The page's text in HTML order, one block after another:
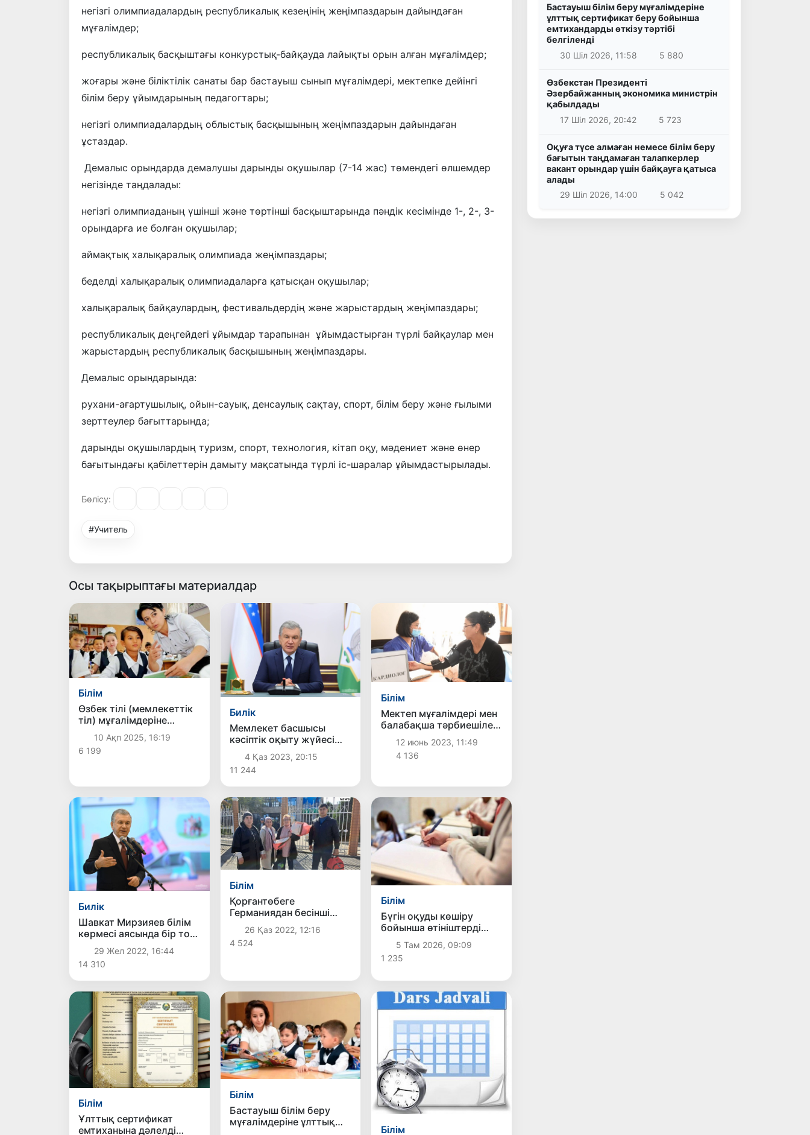
негізгі олимпиадалардың республикалық кезеңінің жеңімпаздарын дайындаған
мұғалімдер;
республикалық басқыштағы конкурстық-байқауда лайықты орын алған мұғалімдер;
жоғары және біліктілік санаты бар бастауыш сынып мұғалімдері, мектепке дейінгі
білім беру ұйымдарының педагогтары;
негізгі олимпиадалардың облыстық басқышының жеңімпаздарын дайындаған
ұстаздар.
Демалыс орындарда демалушы дарынды оқушылар (7-14 жас) төмендегі өлшемдер
негізінде таңдалады:
негізгі олимпиаданың үшінші және төртінші басқыштарында пәндік кесімінде 1-, 2-, 3-
орындарға ие болған оқушылар;
аймақтық халықаралық олимпиада жеңімпаздары;
беделді халықаралық олимпиадаларға қатысқан оқушылар;
халықаралық байқаулардың, фестивальдердің және жарыстардың жеңімпаздары;
республикалық деңгейдегі ұйымдар тарапынан ұйымдастырған түрлі байқаулар мен
жарыстардың республикалық басқышының жеңімпаздары.
Демалыс орындарында:
рухани-ағартушылық, ойын-сауық, денсаулық сақтау, спорт, білім беру және ғылыми
зерттеулер бағыттарында;
дарынды оқушылардың туризм, спорт, технология, кітап оқу, мәдениет және өнер
бағытындағы қабілеттерін дамыту мақсатында түрлі іс-шаралар ұйымдастырылады.
Бөлісу:
#Учитель
Осы тақырыптағы материалдар
Білім
Өзбек тілі (мемлекеттік
тіл) мұғалімдеріне
қуанышты жаңалық
10 Ақп 2025, 16:19
6 199
Билік
Мемлекет басшысы
кәсіптік оқыту жүйесі
бойынша
таныстырылымға
қатысты
4 Қаз 2023, 20:15
11 244
Білім
Мектеп мұғалімдері мен
балабақша тәрбиешілері
тегін медициналық
көмек алады
12 июнь 2023, 11:49
4 136
Билік
Шавкат Мирзияев білім
көрмесі аясында бір топ
мектеп мұғалімдерімен
кездесті
29 Жел 2022, 16:44
14 310
Білім
Қорғантөбеге
Германиядан бесінші
мұғалім келді
26 Қаз 2022, 12:16
4 524
Білім
Бүгін оқуды көшіру
бойынша өтініштерді
қабылдаудың соңғы күні
5 Там 2026, 09:09
1 235
Білім
Ұлттық сертификат
емтиханына дәлелді
Білім
Бастауыш білім беру
мұғалімдеріне ұлттық
Білім
Бастауыш білім беру мұғалімдеріне
ұлттық сертификат беру бойынша
емтихандарды өткізу тәртібі
белгіленді
30 Шіл 2026, 11:58
5 880
Өзбекстан Президенті
Әзербайжанның экономика министрін
қабылдады
17 Шіл 2026, 20:42
5 723
Оқуға түсе алмаған немесе білім беру
бағытын таңдамаған талапкерлер
вакант орындар үшін байқауға қатыса
алады
29 Шіл 2026, 14:00
5 042